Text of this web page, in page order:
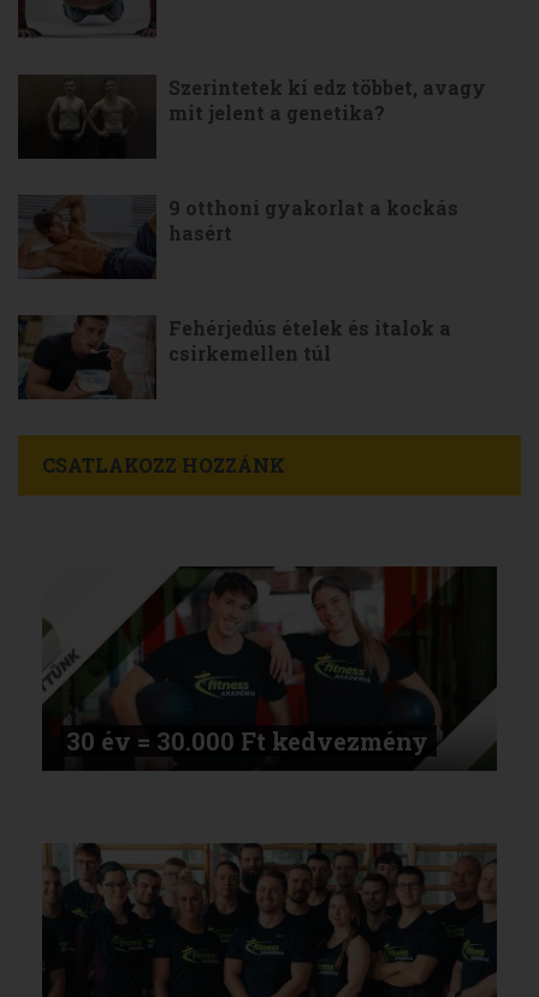
Szerintetek ki edz többet, avagy
mit jelent a genetika?
9 otthoni gyakorlat a kockás
hasért
Fehérjedús ételek és italok a
csirkemellen túl
CSATLAKOZZ HOZZÁNK
30 év = 30.000 Ft kedvezmény